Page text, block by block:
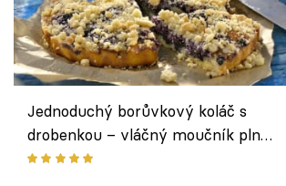
Jednoduchý borůvkový koláč s
drobenkou – vláčný moučník plný
ovoce